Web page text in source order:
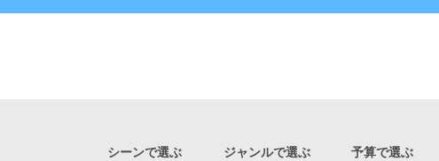
シーンで選ぶ
予算で選ぶ
ジャンルで選ぶ